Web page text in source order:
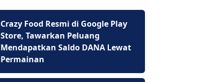
Crazy Food Resmi di Google Play
Store, Tawarkan Peluang
Mendapatkan Saldo DANA Lewat
Permainan